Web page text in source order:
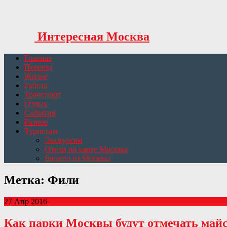
Интересная Москва
Главная
Переезд
Жильё
Работа
Транспорт
Отдых
События
Разное
Туристам
Экскурсии
Отели на карте Москвы
Билеты из Москвы
Метка: Фили
27 Апр 2016
Как парки Москвы будут отмечать